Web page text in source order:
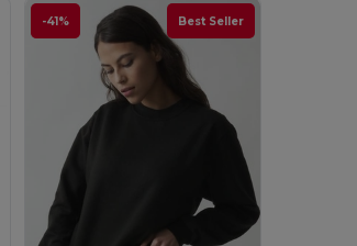
-41% Best Seller